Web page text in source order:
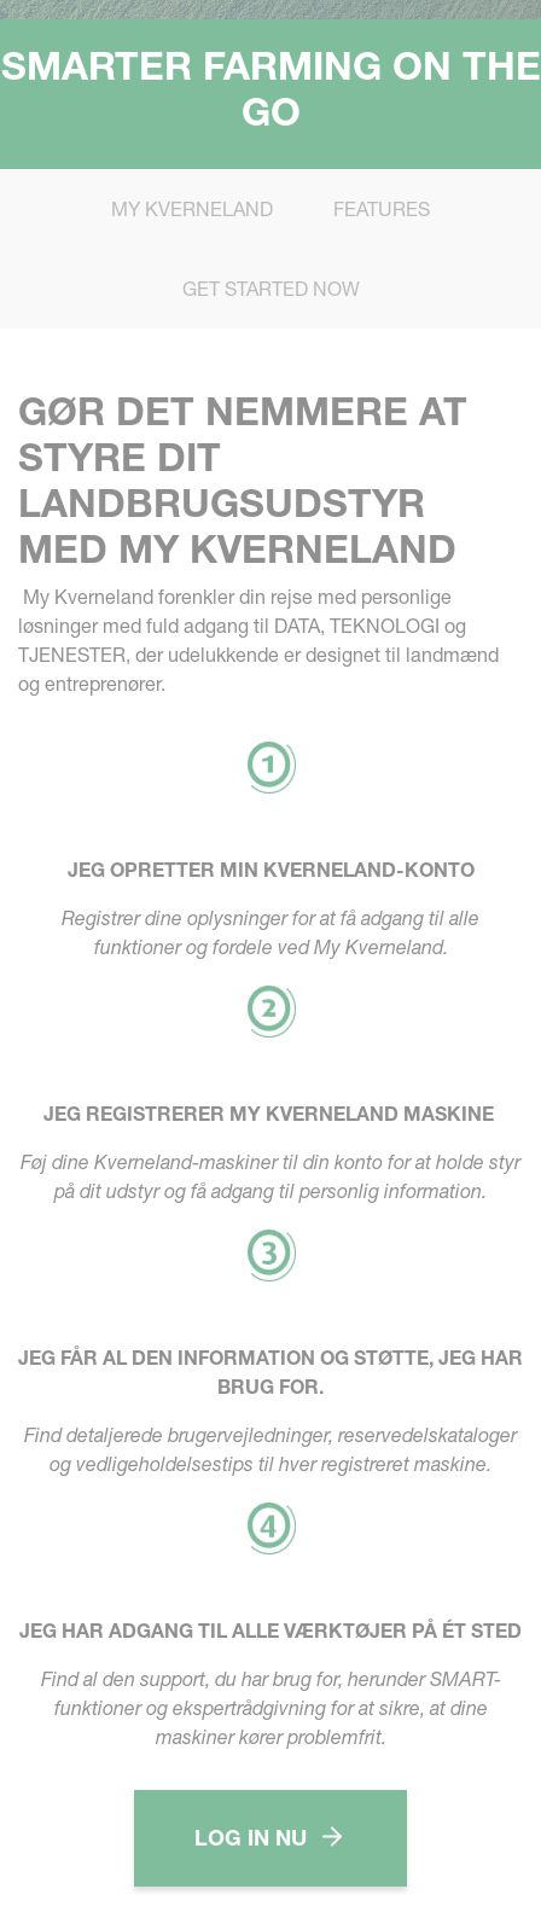
SMARTER FARMING ON THE
GO
MY KVERNELAND FEATURES
GET STARTED NOW
GØR DET NEMMERE AT
STYRE DIT
LANDBRUGSUDSTYR
MED MY KVERNELAND
My Kverneland forenkler din rejse med personlige
løsninger med fuld adgang til DATA, TEKNOLOGI og
TJENESTER, der udelukkende er designet til landmænd
og entreprenører.
JEG OPRETTER MIN KVERNELAND-KONTO
Registrer dine oplysninger for at få adgang til alle
funktioner og fordele ved My Kverneland.
JEG REGISTRERER MY KVERNELAND MASKINE
Føj dine Kverneland-maskiner til din konto for at holde styr
på dit udstyr og få adgang til personlig information.
JEG FÅR AL DEN INFORMATION OG STØTTE, JEG HAR
BRUG FOR.
Find detaljerede brugervejledninger, reservedelskataloger
og vedligeholdelsestips til hver registreret maskine.
JEG HAR ADGANG TIL ALLE VÆRKTØJER PÅ ÉT STED
Find al den support, du har brug for, herunder SMART-
funktioner og ekspertrådgivning for at sikre, at dine
maskiner kører problemfrit.
LOG IN NU